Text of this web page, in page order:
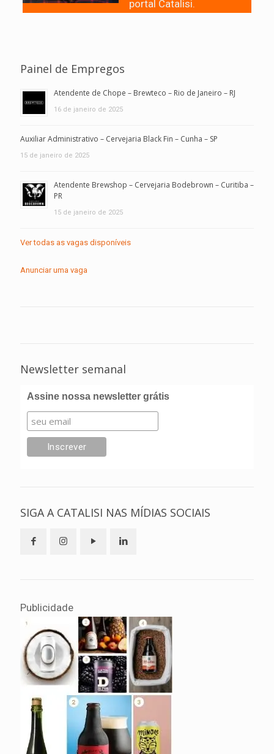
portal Catalisi.
Painel de Empregos
Atendente de Chope – Brewteco – Rio de Janeiro – RJ
16 de janeiro de 2025
Auxiliar Administrativo – Cervejaria Black Fin – Cunha – SP
15 de janeiro de 2025
Atendente Brewshop – Cervejaria Bodebrown – Curitiba –
PR
15 de janeiro de 2025
Ver todas as vagas disponíveis
Anunciar uma vaga
Newsletter semanal
Assine nossa newsletter grátis
SIGA A CATALISI NAS MÍDIAS SOCIAIS
Publicidade